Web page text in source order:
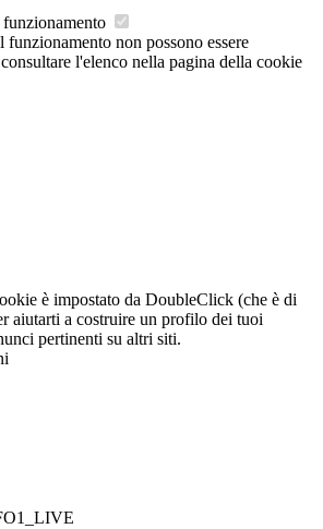
funzionamento non possono essere
l'elenco nella pagina della cookie
è impostato da DoubleClick (che è di
aiutarti a costruire un profilo dei tuoi
pertinenti su altri siti.